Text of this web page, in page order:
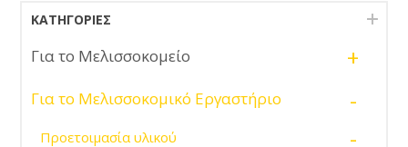
ΚΑΤΗΓΟΡΊΕΣ
Για το Μελισσοκομείο +
Για το Μελισσοκομικό Εργαστήριο -
Προετοιμασία υλικού -